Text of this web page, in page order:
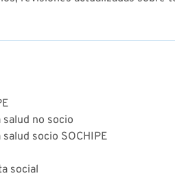
no socio
socio SOCHIPE
social